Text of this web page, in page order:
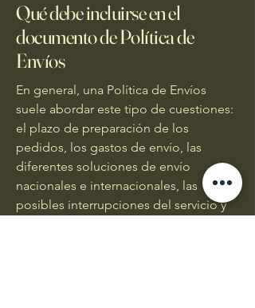
Qué debe incluirse en el
documento de Política de
Envíos
En general, una Política de Envíos
suele abordar este tipo de cuestiones:
el plazo de preparación de los
pedidos, los gastos de envío, las
diferentes soluciones de envío
nacionales e internacionales, las
posibles interrupciones del servicio y